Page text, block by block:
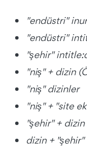
"endüstri"
"endüstri"
"şehir"
"niş" + dizin
"niş"dizinler
"niş" + "site
"şehir" + dizin
dizin + "şehir"